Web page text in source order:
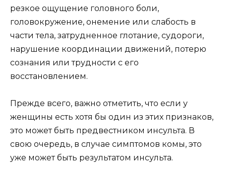
резкое ощущение головного боли,
головокружение, онемение или слабость в
части тела, затрудненное глотание, судороги,
нарушение координации движений, потерю
сознания или трудности с его
восстановлением.
Прежде всего, важно отметить, что если у
женщины есть хотя бы один из этих признаков,
это может быть предвестником инсульта. В
свою очередь, в случае симптомов комы, это
уже может быть результатом инсульта.